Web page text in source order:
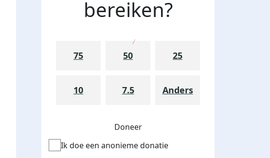
bereiken?
75 50 25
10 7.5 Anders
Doneer
Ik doe een anonieme donatie